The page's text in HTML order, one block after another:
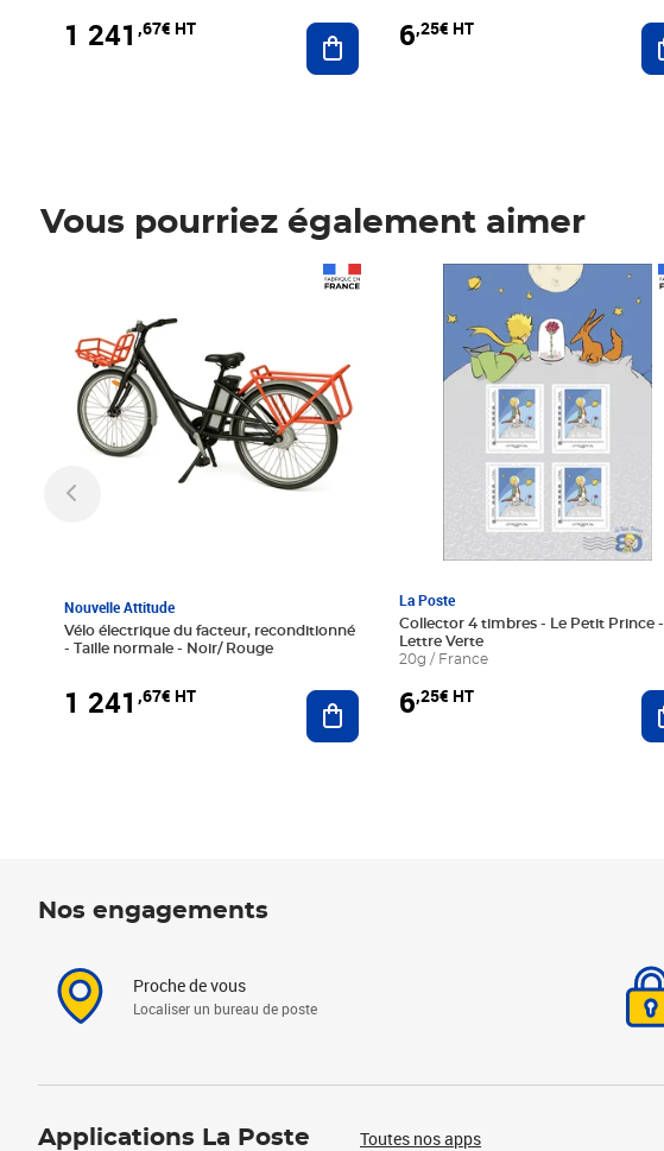
1 241 ,67€ HT Ajouter au panier
6,25€ HT
Vous pourriez également aimer
Nouvelle Attitude
Vélo électrique du facteur, reconditionné
- Taille normale - Noir/ Rouge
1 241 ,67€ HT Ajouter au panier
La Poste
Collector 4 timbres - Le Petit Prince -
Lettre Verte
20g / France
6,25€ HT
Prix 6,25€ HT
Nos engagements
Proche de vous
Localiser un bureau de poste
Applications La Poste Toutes nos apps